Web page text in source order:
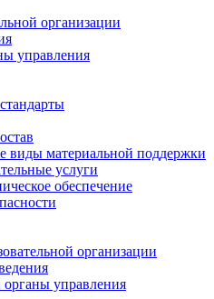
организации
управления
виды материальной поддержки
услуги
обеспечение
организации
органы управления